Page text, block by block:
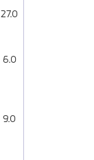
27.0
6.0
9.0